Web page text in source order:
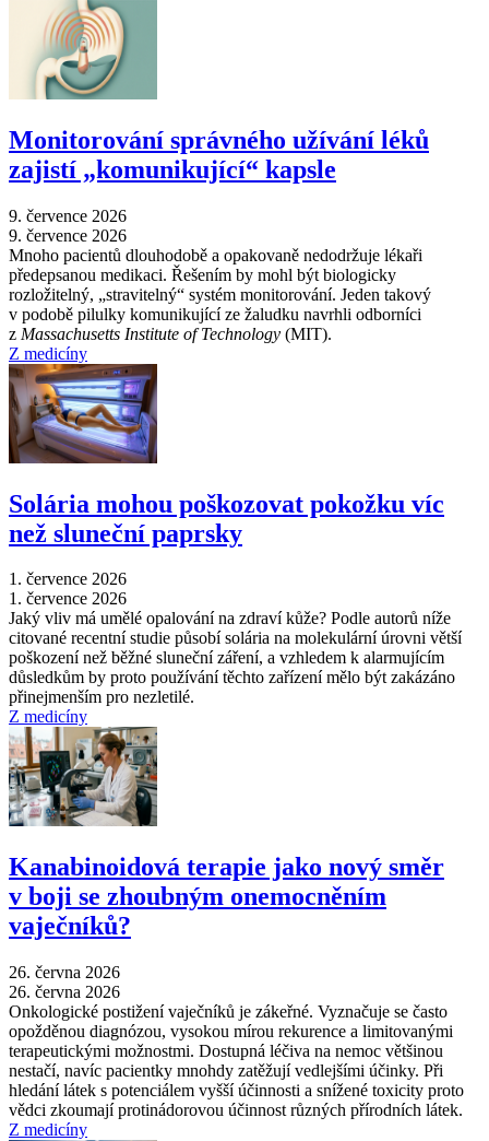
Monitorování správného užívání léků
zajistí „komunikující“ kapsle
9. července 2026
9. července 2026
Mnoho pacientů dlouhodobě a opakovaně nedodržuje lékaři
předepsanou medikaci. Řešením by mohl být biologicky
rozložitelný, „stravitelný“ systém monitorování. Jeden takový
v podobě pilulky komunikující ze žaludku navrhli odborníci
z Massachusetts Institute of Technology (MIT).
Z medicíny
Solária mohou poškozovat pokožku víc
než sluneční paprsky
1. července 2026
1. července 2026
Jaký vliv má umělé opalování na zdraví kůže? Podle autorů níže
citované recentní studie působí solária na molekulární úrovni větší
poškození než běžné sluneční záření, a vzhledem k alarmujícím
důsledkům by proto používání těchto zařízení mělo být zakázáno
přinejmenším pro nezletilé.
Z medicíny
Kanabinoidová terapie jako nový směr
v boji se zhoubným onemocněním
vaječníků?
26. června 2026
26. června 2026
Onkologické postižení vaječníků je zákeřné. Vyznačuje se často
opožděnou diagnózou, vysokou mírou rekurence a limitovanými
terapeutickými možnostmi. Dostupná léčiva na nemoc většinou
nestačí, navíc pacientky mnohdy zatěžují vedlejšími účinky. Při
hledání látek s potenciálem vyšší účinnosti a snížené toxicity proto
vědci zkoumají protinádorovou účinnost různých přírodních látek.
Z medicíny